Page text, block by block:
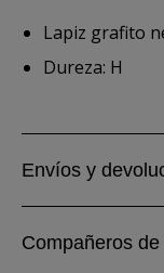
Lapiz grafito
Dureza: H
Envíos y
Compañeros